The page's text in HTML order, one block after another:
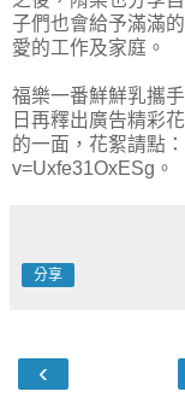
子們也會給予滿滿
愛的工作及家庭。
福樂一番鮮鮮乳攜
日再釋出廣告精彩
的一面，花絮請點
v=Uxfe31OxESg。
分享
‹